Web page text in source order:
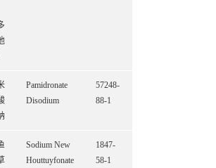
Pamidronate
Disodium
57248-
88-1
Sodium New
Houttuyfonate
1847-
58-1